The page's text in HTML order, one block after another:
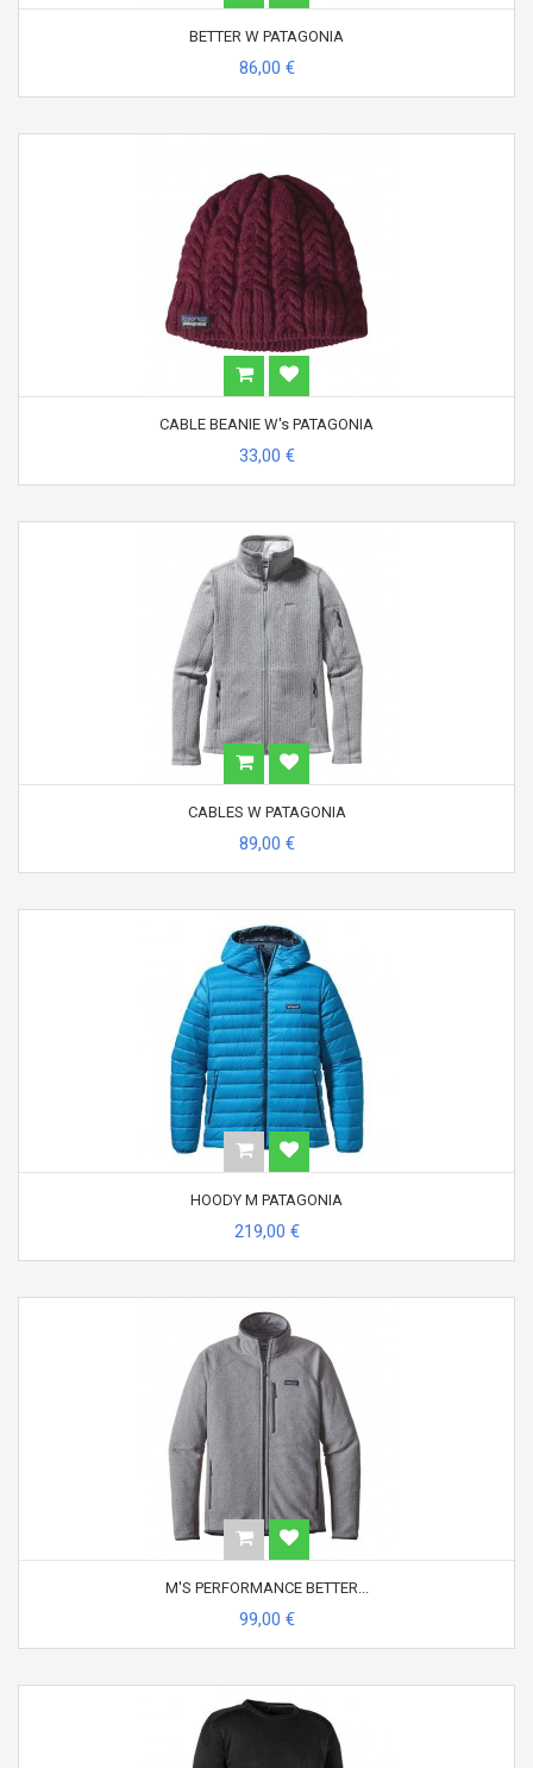
BETTER W PATAGONIA
86,00 €
CABLE BEANIE W's PATAGONIA
33,00 €
CABLES W PATAGONIA
89,00 €
HOODY M PATAGONIA
219,00 €
M'S PERFORMANCE BETTER...
99,00 €